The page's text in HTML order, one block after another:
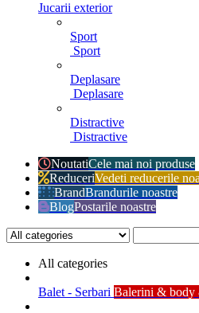
Jucarii exterior
Sport
Sport
Deplasare
Deplasare
Distractive
Distractive
NoutatiCele mai noi produse
ReduceriVedeti reducerile
BrandBrandurile noastre
BlogPostarile noastre
All categories
Balet - Serbari Balerini & body